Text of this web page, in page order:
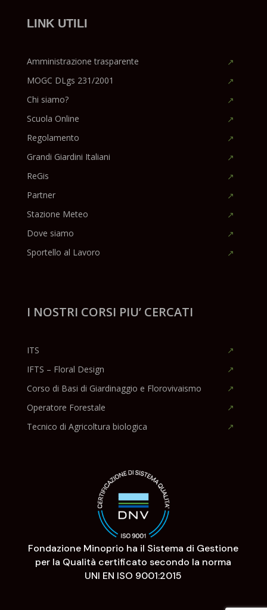
LINK UTILI
Amministrazione trasparente
MOGC DLgs 231/2001
Chi siamo?
Scuola Online
Regolamento
Grandi Giardini Italiani
ReGis
Partner
Stazione Meteo
Dove siamo
Sportello al Lavoro
I NOSTRI CORSI PIU’ CERCATI
ITS
IFTS – Floral Design
Corso di Basi di Giardinaggio e Florovivaismo
Operatore Forestale
Tecnico di Agricoltura biologica
Fondazione Minoprio ha il Sistema di Gestione
per la Qualità certificato secondo la norma
UNI EN ISO 9001:2015